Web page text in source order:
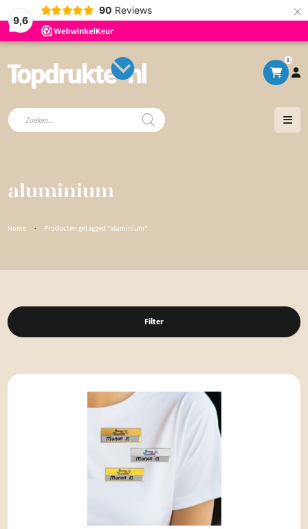
9,6
90 Reviews ×
0
Producten
zoeken
aluminium
Home · Producten getagged “aluminium”
Filter